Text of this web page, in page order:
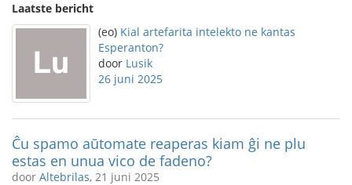
Laatste bericht
(eo) Kial artefarita intelekto ne kantas
Esperanton?
door Lusik
26 juni 2025
Ĉu spamo aŭtomate reaperas kiam ĝi ne plu
estas en unua vico de fadeno?
door Altebrilas, 21 juni 2025